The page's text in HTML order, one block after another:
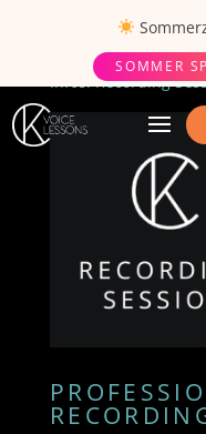
SOMMER
Infos: Recording